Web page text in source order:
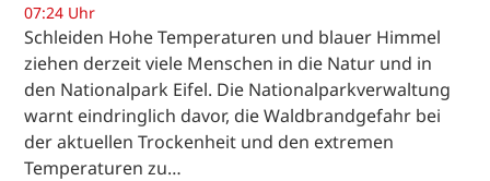
07:24 Uhr
Schleiden Hohe Temperaturen und blauer Himmel
ziehen derzeit viele Menschen in die Natur und in
den Nationalpark Eifel. Die Nationalparkverwaltung
warnt eindringlich davor, die Waldbrandgefahr bei
der aktuellen Trockenheit und den extremen
Temperaturen zu…